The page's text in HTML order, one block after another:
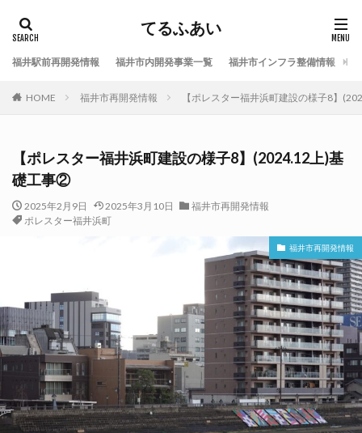
てるふあい
福井駅前再開発情報 福井市内開発事業一覧 福井市インフラ整備情報
HOME 福井市再開発情報 【ポレスター福井浜町建設の様子8】
【ポレスター福井浜町建設の様子8】(2024.12上)基
礎工事②
2025年2月9日 2025年3月10日
福井市再開発情報
ポレスター福井浜町
福井市再開発情報